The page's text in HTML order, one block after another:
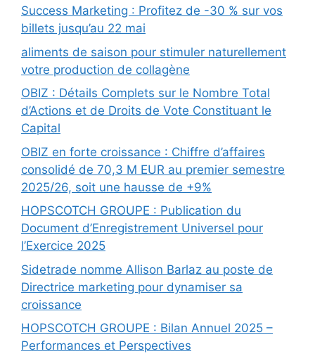
Success Marketing : Profitez de -30 % sur vos
billets jusqu’au 22 mai
aliments de saison pour stimuler naturellement
votre production de collagène
OBIZ : Détails Complets sur le Nombre Total
d’Actions et de Droits de Vote Constituant le
Capital
OBIZ en forte croissance : Chiffre d’affaires
consolidé de 70,3 M EUR au premier semestre
2025/26, soit une hausse de +9%
HOPSCOTCH GROUPE : Publication du
Document d’Enregistrement Universel pour
l’Exercice 2025
Sidetrade nomme Allison Barlaz au poste de
Directrice marketing pour dynamiser sa
croissance
HOPSCOTCH GROUPE : Bilan Annuel 2025 –
Performances et Perspectives